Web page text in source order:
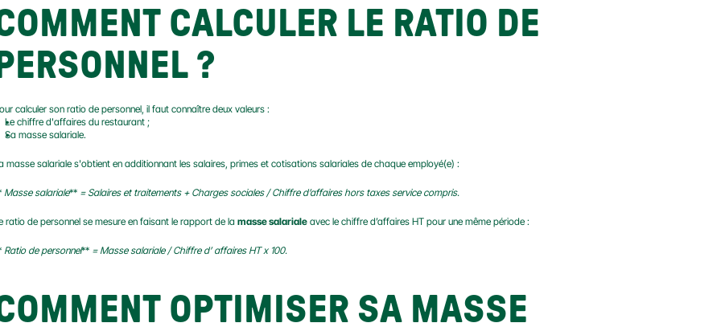
CALCULER LE RATIO DE
?
calculer son ratio de personnel, il faut connaître deux valeurs :
Le chiffre d'affaires du restaurant ;
Sa masse salariale.
masse salariale s'obtient en additionnant les salaires, primes et cotisations salariales de chaque employé(e) :
Masse salariale** = Salaires et traitements + Charges sociales / Chiffre d’affaires hors taxes service compris.
ratio de personnel se mesure en faisant le rapport de la masse salariale avec le chiffre d’affaires HT pour une même période :
Ratio de personnel** = Masse salariale / Chiffre d’ affaires HT x 100.
OPTIMISER SA MASSE